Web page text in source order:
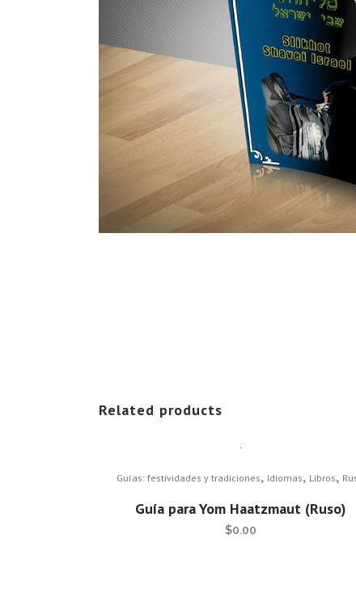
Related products
Guías: festividades y tradiciones, Idiomas, Libros,
Guía para Yom Haatzmaut (Ruso)
$0.00